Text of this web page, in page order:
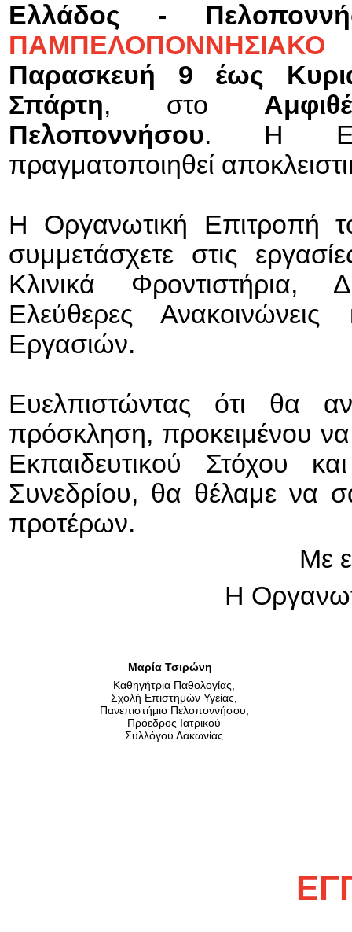
Ελλάδος -
Παρασκευή 9 έως
Σπάρτη, στο
Πελοποννήσου. Η
πραγματοποιηθεί
Η Οργανωτική Επιτροπή
συμμετάσχετε στις
Κλινικά Φροντιστήρια,
Ελεύθερες
Εργασιών.
Ευελπιστώντας ότι θα
πρόσκληση, προκειμένου
Εκπαιδευτικού Στόχου
Συνεδρίου, θα θέλαμε να
προτέρων.
Με
Η
Μαρία Τσιρώνη
Καθηγήτρια Παθολογίας,
Σχολή Επιστημών Υγείας,
Πανεπιστήμιο Πελοποννήσου,
Πρόεδρος Ιατρικού
Συλλόγου Λακωνίας